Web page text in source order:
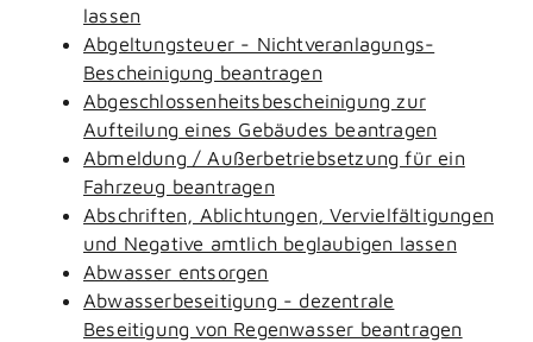
lassen
Abgeltungsteuer - Nichtveranlagungs-
Bescheinigung beantragen
Abgeschlossenheitsbescheinigung zur
Aufteilung eines Gebäudes beantragen
Abmeldung / Außerbetriebsetzung für ein
Fahrzeug beantragen
Abschriften, Ablichtungen, Vervielfältigungen
und Negative amtlich beglaubigen lassen
Abwasser entsorgen
Abwasserbeseitigung - dezentrale
Beseitigung von Regenwasser beantragen